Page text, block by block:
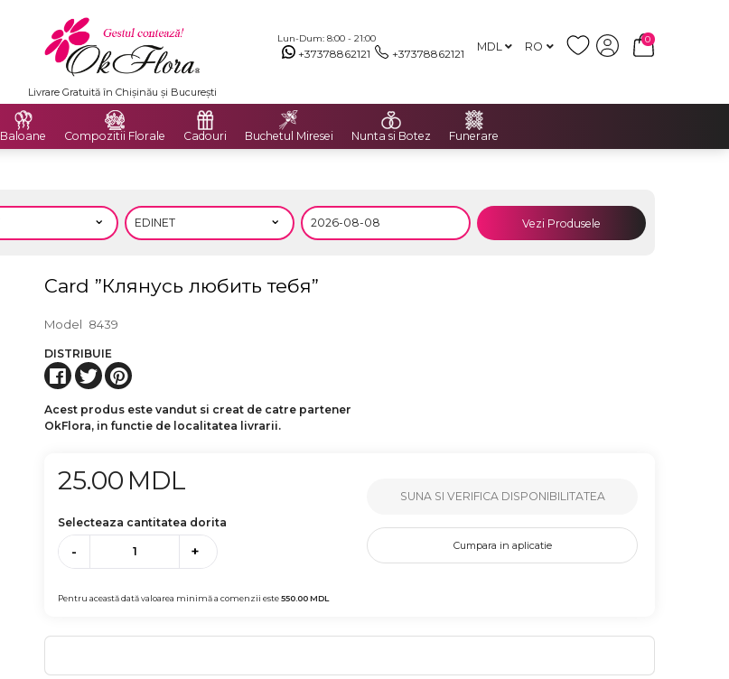
Lun-Dum: 8:00 - 21:00
+37378862121 +37378862121 MDL RO
0
Livrare Gratuită în Chișinău și București
Baloane Compozitii Florale Cadouri Buchetul Miresei Nunta si Botez Funerare
Vezi Produsele
Card ”Клянусь любить тебя”
Model 8439
DISTRIBUIE
Acest produs este vandut si creat de catre partener
OkFlora, in functie de localitatea livrarii.
25.00 MDL
Selecteaza cantitatea dorita
- +
Pentru această dată valoarea minimă a comenzii este550.00MDL
SUNA SI VERIFICA DISPONIBILITATEA
Cumpara in aplicatie